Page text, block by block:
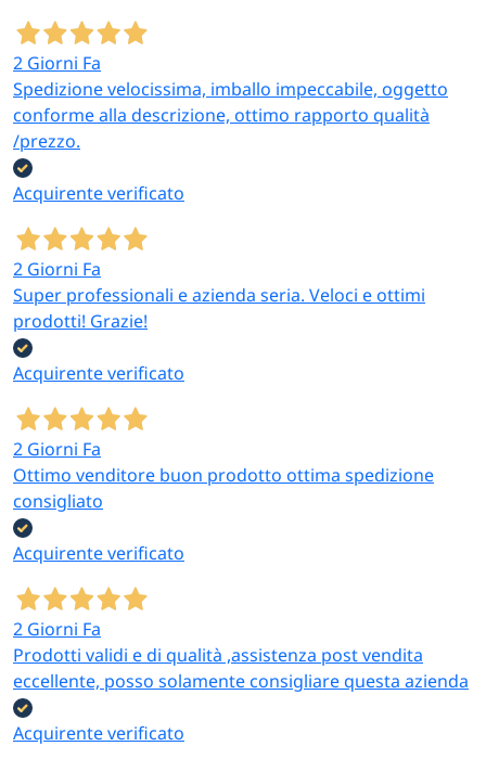
2 Giorni Fa
Spedizione velocissima, imballo impeccabile, oggetto
conforme alla descrizione, ottimo rapporto qualità
/prezzo.
Acquirente verificato
2 Giorni Fa
Super professionali e azienda seria. Veloci e ottimi
prodotti! Grazie!
Acquirente verificato
2 Giorni Fa
Ottimo venditore buon prodotto ottima spedizione
consigliato
Acquirente verificato
2 Giorni Fa
Prodotti validi e di qualità ,assistenza post vendita
eccellente, posso solamente consigliare questa azienda
Acquirente verificato